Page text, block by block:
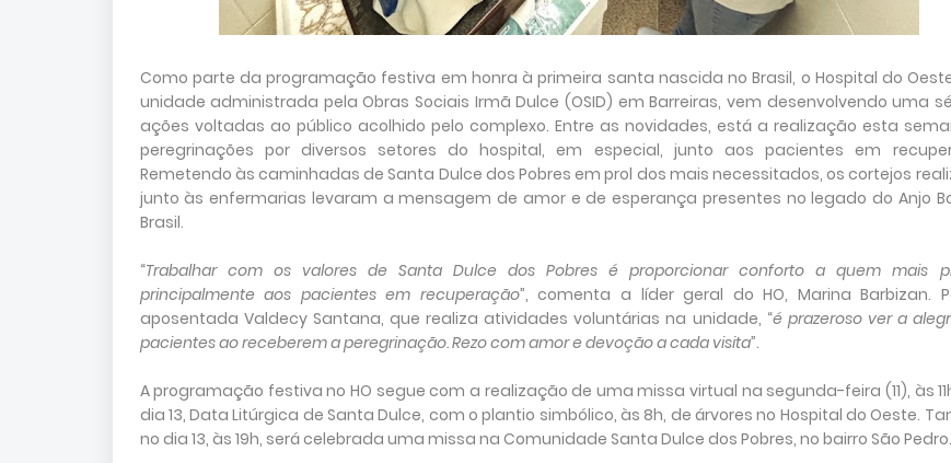
Como parte da programação festiva em honra à primeira santa nascida no Brasil, o Hospital do
unidade administrada pela Obras Sociais Irmã Dulce (OSID) em Barreiras, vem desenvolvendo uma
ações voltadas ao público acolhido pelo complexo. Entre as novidades, está a realização esta
peregrinações por diversos setores do hospital, em especial, junto aos pacientes em
Remetendo às caminhadas de Santa Dulce dos Pobres em prol dos mais necessitados, os cortejos
junto às enfermarias levaram a mensagem de amor e de esperança presentes no legado do Anjo
Brasil.
“Trabalhar com os valores de Santa Dulce dos Pobres é proporcionar conforto a quem mais
principalmente aos pacientes em recuperação”, comenta a líder geral do HO, Marina Barbizan.
aposentada Valdecy Santana, que realiza atividades voluntárias na unidade, “é prazeroso ver a
pacientes ao receberem a peregrinação. Rezo com amor e devoção a cada visita”.
A programação festiva no HO segue com a realização de uma missa virtual na segunda-feira (11), às
dia 13, Data Litúrgica de Santa Dulce, com o plantio simbólico, às 8h, de árvores no Hospital do Oeste.
no dia 13, às 19h, será celebrada uma missa na Comunidade Santa Dulce dos Pobres, no bairro São Pedro.